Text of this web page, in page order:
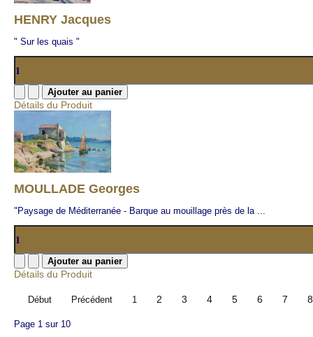
HENRY Jacques
" Sur les quais "
Détails du Produit
MOULLADE Georges
"Paysage de Méditerranée - Barque au mouillage près de la ...
Détails du Produit
Début Précédent 1 2 3 4 5 6 7 8
Page 1 sur 10